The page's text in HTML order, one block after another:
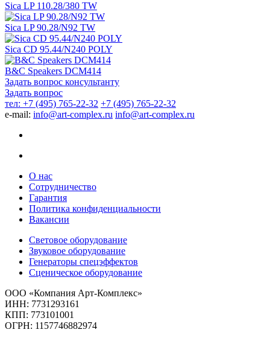
Sica LP 110.28/380 TW
Sica LP 90.28/N92 TW
Sica CD 95.44/N240 POLY
B&C Speakers DCM414
Задать вопрос консультанту
Задать вопрос
тел: +7 (495) 765-22-32 +7 (495) 765-22-32
e-mail: info@art-complex.ru info@art-complex.ru
О нас
Сотрудничество
Гарантия
Политика конфиденциальности
Вакансии
Световое оборудование
Звуковое оборудование
Генераторы спецэффектов
Сценическое оборудование
ООО «Компания Арт-Комплекс»
ИНН: 7731293161
КПП: 773101001
ОГРН: 1157746882974